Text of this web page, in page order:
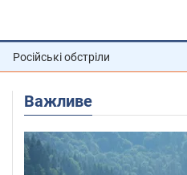
Російські обстріли
Важливе